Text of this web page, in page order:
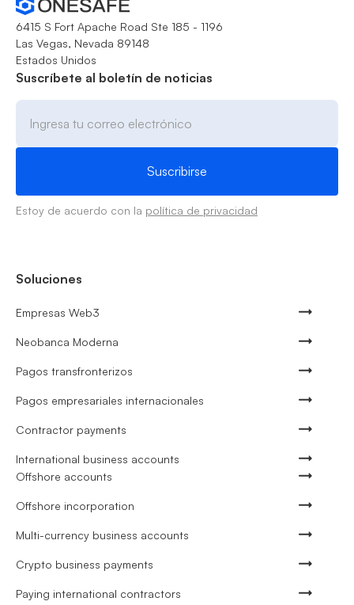
6415 S Fort Apache Road Ste 185 - 1196
Las Vegas, Nevada 89148
Estados Unidos
Suscríbete al boletín de noticias
Estoy de acuerdo con la política de privacidad
Soluciones
Empresas Web3
Neobanca Moderna
Pagos transfronterizos
Pagos empresariales internacionales
Contractor payments
International business accounts
Offshore accounts
Offshore incorporation
Multi-currency business accounts
Crypto business payments
Paying international contractors